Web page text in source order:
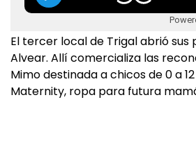
El tercer local de Trigal abrió sus
Alvear. Allí comercializa las
Mimo destinada a chicos de 0 a
Maternity, ropa para futura